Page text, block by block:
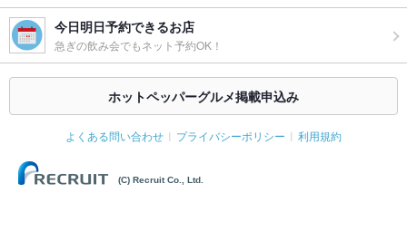
今日明日予約できるお店
急ぎの飲み会でもネット予約OK！
ホットペッパーグルメ掲載申込み
よくある問い合わせ プライバシーポリシー 利用規約
(C) Recruit Co., Ltd.